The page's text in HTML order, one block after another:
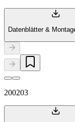
Datenblätter &
200203